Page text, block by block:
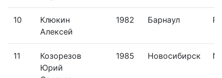
10
Клюкин
Алексей
1982 Барнаул
11
Козорезов
Юрий
1985 Новосибирск